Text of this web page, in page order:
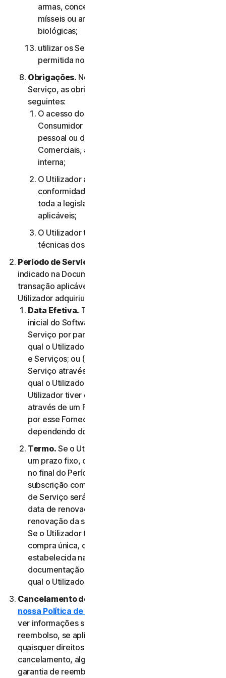
armas, conceção, fabrico ou produção de
mísseis ou armas nucleares, químicas ou
biológicas;
utilizar os Serviços de qualquer forma não
permitida nos termos do presente Contrato.
Obrigações. No que diz respeito à utilização do
Serviço, as obrigações do Utilizador são as
seguintes:
O acesso do utilizador aos Serviços de
Consumidor destina-se apenas à sua utilização
pessoal ou doméstica ou, no caso dos Serviços
Comerciais, apenas à sua utilização empresarial
interna;
O Utilizador aceita utilizar os Serviços em
conformidade com o presente Contrato e com
toda a legislação e todos os regulamentos
aplicáveis;
O Utilizador tem de cumprir quaisquer limitações
técnicas dos Serviços e/ou do Software.
Período de Serviço.
indicado na Documentação ou na documentação da
transação aplicável do Fornecedor através do qual o
Utilizador adquiriu o Serviço.
Data Efetiva. Terá início (a) na data da instalação
inicial do Software ou da primeira utilização do
Serviço por parte do Utilizador; ou (b) na data na
qual o Utilizador aceitou este Contrato de Licença
e Serviços; ou (c) se o Utilizador tiver adquirido o
Serviço através da nossa loja online, na data na
qual o Utilizador concluiu a compra; ou (d) se o
Utilizador tiver obtido o direito a utilizar o Serviço
através de um Fornecedor, na data determinada
por esse Fornecedor, conforme aplicável,
dependendo do que ocorrer primeiro.
Termo. Se o Utilizador tiver uma subscrição com
um prazo fixo, o Serviço termina automaticamente
no final do Período de Serviço. Se tiver uma
subscrição com renovação automática, o Período
de Serviço será renovado automaticamente na
data de renovação a menos que cancele a
renovação da subscrição antes do dia da cobrança.
Se o Utilizador tiver um serviço ou produto de
compra única, o Período de Serviço terá a duração
estabelecida na Documentação, ou na
documentação aplicável do Fornecedor através do
qual o Utilizador obteve o Serviço.
Cancelamento do Serviço.
nossa Política de Cancelamento e Reembolso
ver informações sobre o cancelamento e obter um
reembolso, se aplicável. Independentemente de
quaisquer direitos legais, como direitos de
cancelamento, alguns Serviços podem incluir uma
garantia de reembolso, caso o Utilizador não esteja